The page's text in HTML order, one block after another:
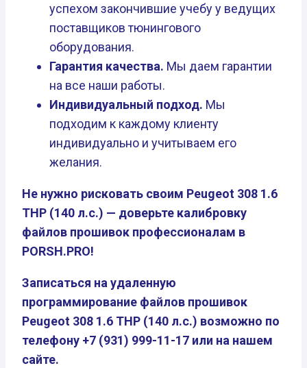
успехом закончившие учебу у ведущих
поставщиков тюнингового
оборудования.
Гарантия качества. Мы даем гарантии
на все наши работы.
Индивидуальный подход. Мы
подходим к каждому клиенту
индивидуально и учитываем его
желания.
Не нужно рисковать своим Peugeot 308 1.6
THP (140 л.с.) — доверьте калибровку
файлов прошивок профессионалам в
PORSH.PRO!
Записаться на удаленную
программирование файлов прошивок
Peugeot 308 1.6 THP (140 л.с.) возможно по
телефону +7 (931) 999-11-17 или на нашем
сайте.